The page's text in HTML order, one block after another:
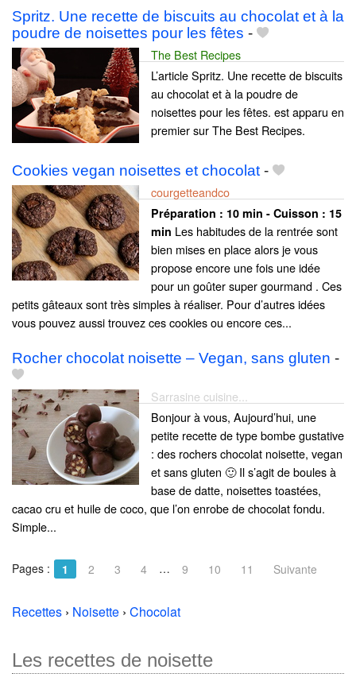
Spritz. Une recette de biscuits au chocolat et à la
poudre de noisettes pour les fêtes -
The Best Recipes
L’article Spritz. Une recette de biscuits
au chocolat et à la poudre de
noisettes pour les fêtes. est apparu en
premier sur The Best Recipes.
Cookies vegan noisettes et chocolat -
courgetteandco
Préparation : 10 min - Cuisson : 15
min Les habitudes de la rentrée sont
bien mises en place alors je vous
propose encore une fois une idée
pour un goûter super gourmand . Ces
petits gâteaux sont très simples à réaliser. Pour d’autres idées
vous pouvez aussi trouvez ces cookies ou encore ces...
Rocher chocolat noisette – Vegan, sans gluten -
Sarrasine cuisine...
Bonjour à vous, Aujourd’hui, une
petite recette de type bombe gustative
: des rochers chocolat noisette, vegan
et sans gluten 🙂 Il s’agit de boules à
base de datte, noisettes toastées,
cacao cru et huile de coco, que l’on enrobe de chocolat fondu.
Simple...
Pages : 1 2 3 4 … 9 10 11 Suivante
Recettes › Noisette › Chocolat
Les recettes de noisette